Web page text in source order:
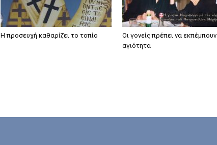
Η προσευχή καθαρίζει το τοπίο
Οι γονείς πρέπει να εκπέμπουν
αγιότητα